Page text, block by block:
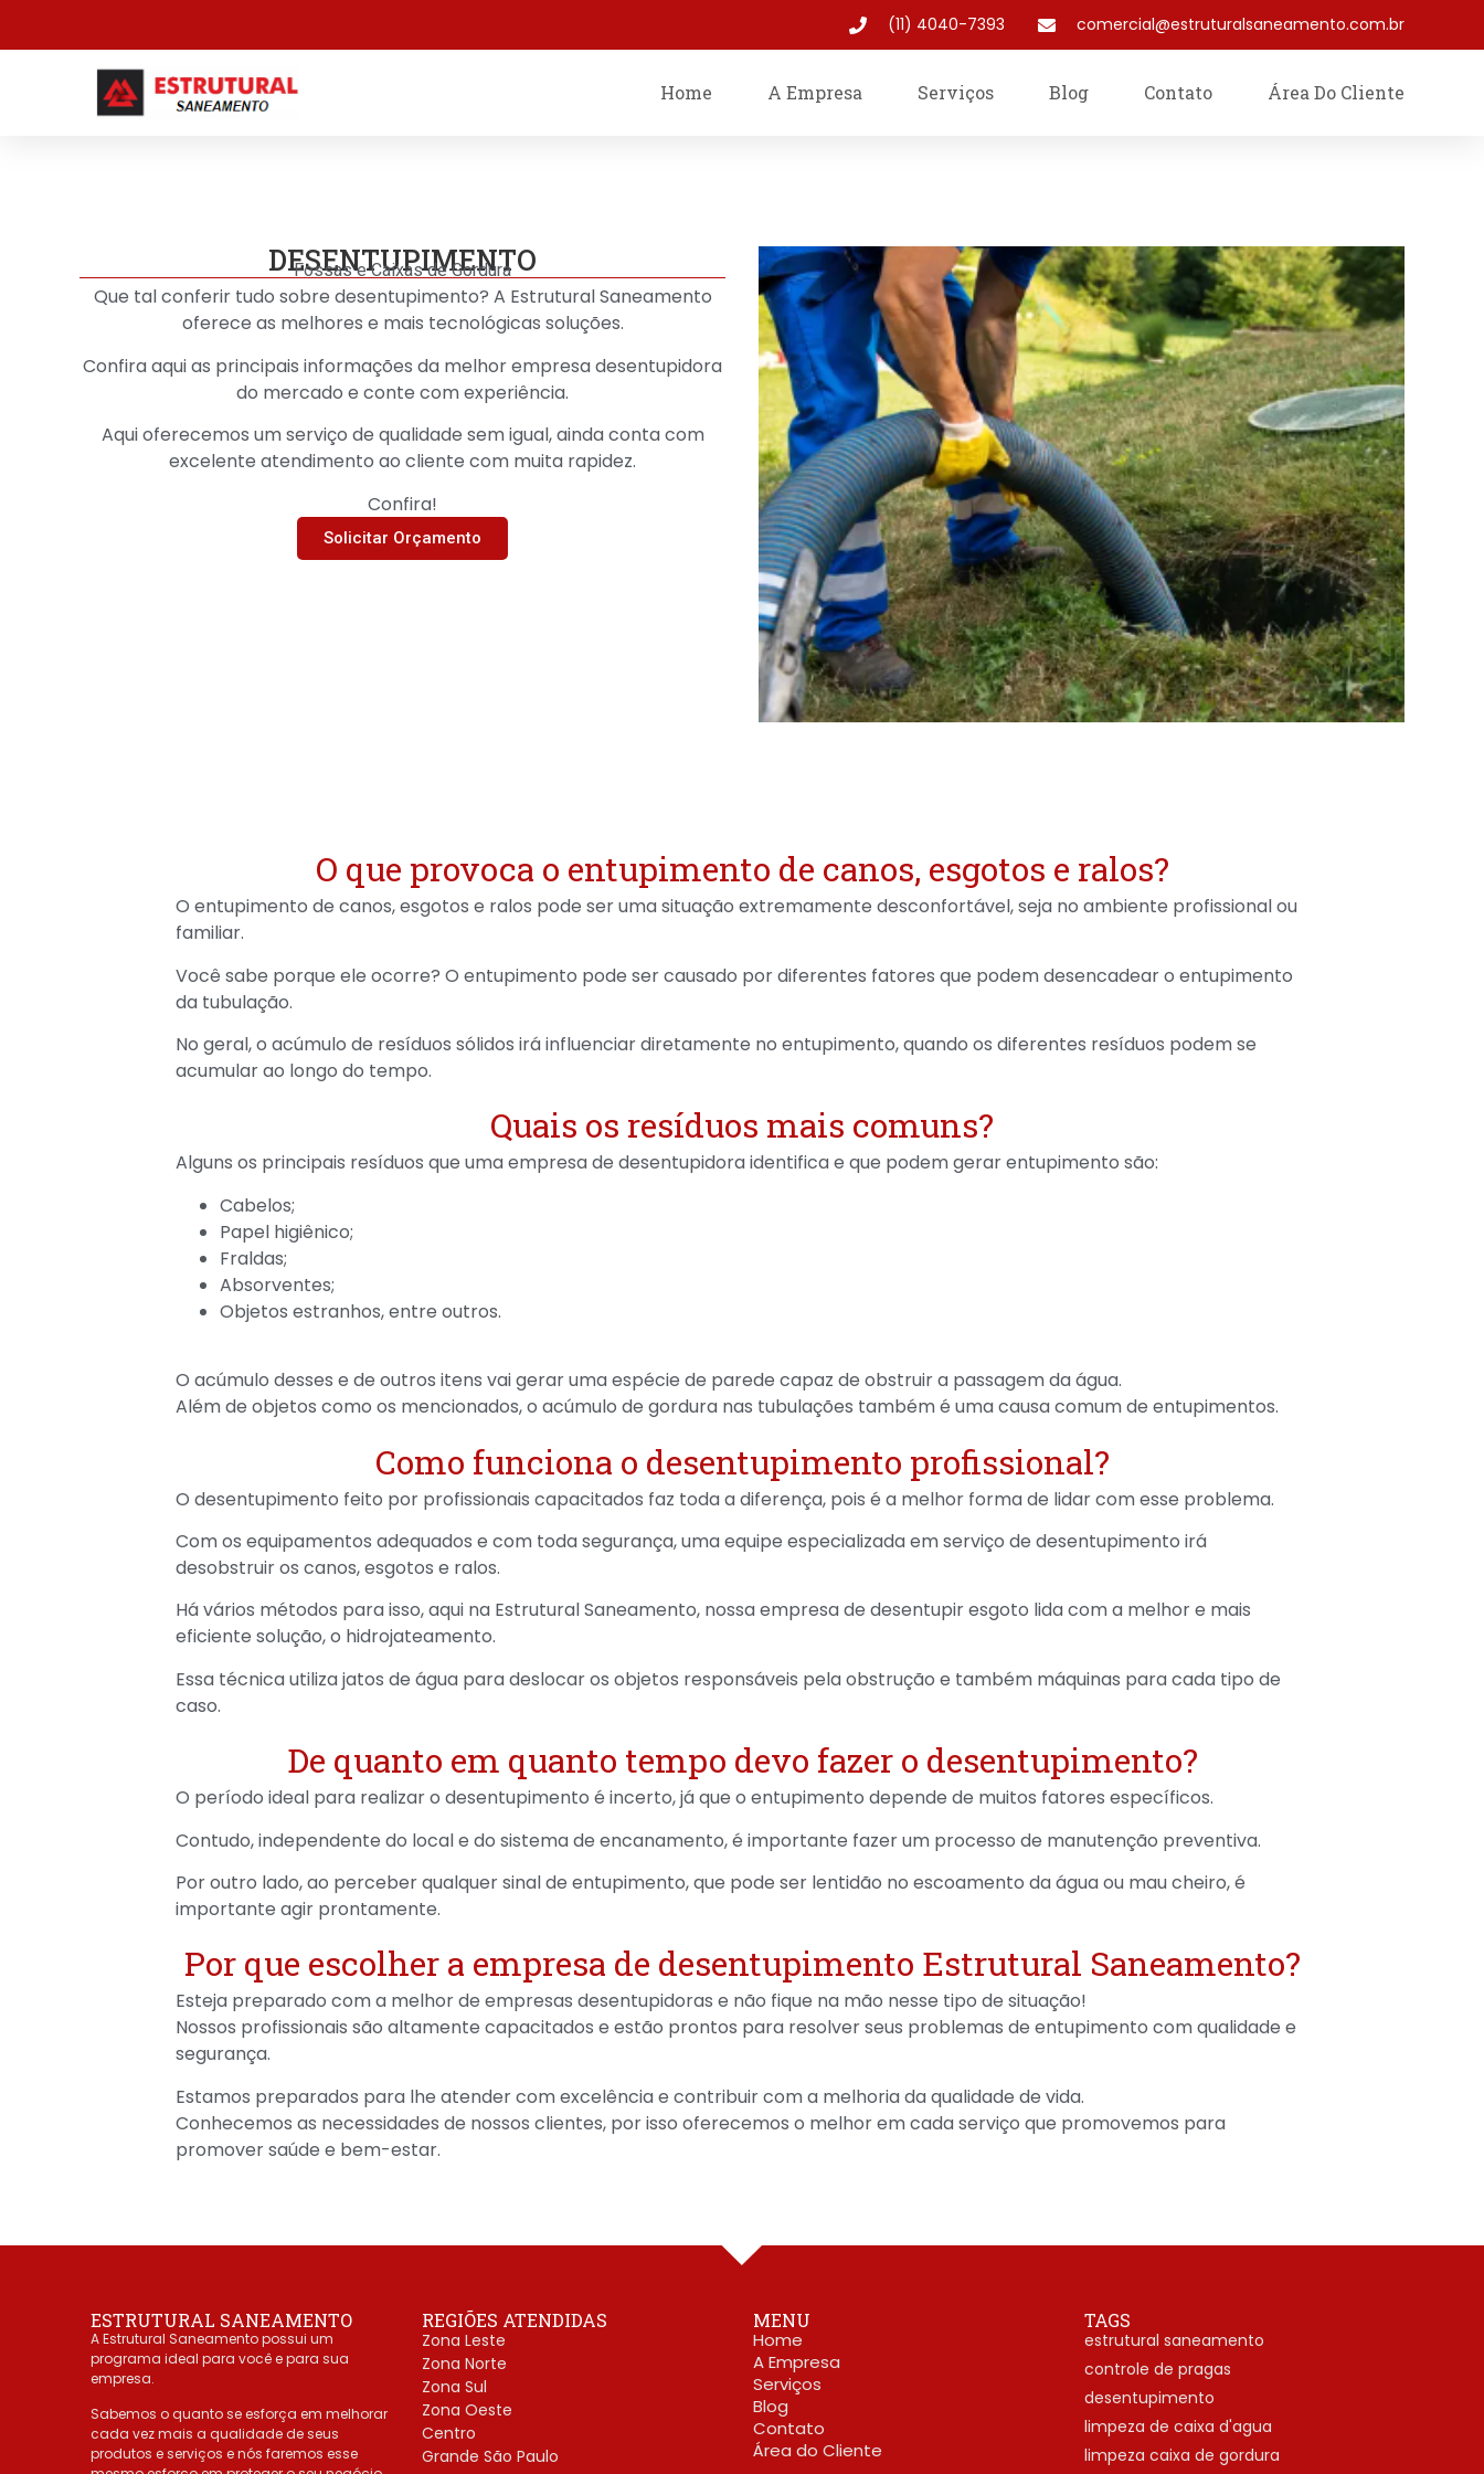
(11) 4040-7393 comercial@estruturalsaneamento.com.br
Home A Empresa Serviços Blog Contato Área Do Cliente
DESENTUPIMENTO
Fossas e Caixas de Gordura
Que tal conferir tudo sobre desentupimento? A Estrutural Saneamento
oferece as melhores e mais tecnológicas soluções.
Confira aqui as principais informações da melhor empresa desentupidora
do mercado e conte com experiência.
Aqui oferecemos um serviço de qualidade sem igual, ainda conta com
excelente atendimento ao cliente com muita rapidez.
Confira!
Solicitar Orçamento
O que provoca o entupimento de canos, esgotos e ralos?
O entupimento de canos, esgotos e ralos pode ser uma situação extremamente desconfortável, seja no ambiente profissional ou
familiar.
Você sabe porque ele ocorre? O entupimento pode ser causado por diferentes fatores que podem desencadear o entupimento
da tubulação.
No geral, o acúmulo de resíduos sólidos irá influenciar diretamente no entupimento, quando os diferentes resíduos podem se
acumular ao longo do tempo.
Quais os resíduos mais comuns?
Alguns os principais resíduos que uma empresa de desentupidora identifica e que podem gerar entupimento são:
Cabelos;
Papel higiênico;
Fraldas;
Absorventes;
Objetos estranhos, entre outros.
O acúmulo desses e de outros itens vai gerar uma espécie de parede capaz de obstruir a passagem da água.
Além de objetos como os mencionados, o acúmulo de gordura nas tubulações também é uma causa comum de entupimentos.
Como funciona o desentupimento profissional?
O desentupimento feito por profissionais capacitados faz toda a diferença, pois é a melhor forma de lidar com esse problema.
Com os equipamentos adequados e com toda segurança, uma equipe especializada em serviço de desentupimento irá
desobstruir os canos, esgotos e ralos.
Há vários métodos para isso, aqui na Estrutural Saneamento, nossa empresa de desentupir esgoto lida com a melhor e mais
eficiente solução, o hidrojateamento.
Essa técnica utiliza jatos de água para deslocar os objetos responsáveis pela obstrução e também máquinas para cada tipo de
caso.
De quanto em quanto tempo devo fazer o desentupimento?
O período ideal para realizar o desentupimento é incerto, já que o entupimento depende de muitos fatores específicos.
Contudo, independente do local e do sistema de encanamento, é importante fazer um processo de manutenção preventiva.
Por outro lado, ao perceber qualquer sinal de entupimento, que pode ser lentidão no escoamento da água ou mau cheiro, é
importante agir prontamente.
Por que escolher a empresa de desentupimento Estrutural Saneamento?
Esteja preparado com a melhor de empresas desentupidoras e não fique na mão nesse tipo de situação!
Nossos profissionais são altamente capacitados e estão prontos para resolver seus problemas de entupimento com qualidade e
segurança.
Estamos preparados para lhe atender com excelência e contribuir com a melhoria da qualidade de vida.
Conhecemos as necessidades de nossos clientes, por isso oferecemos o melhor em cada serviço que promovemos para
promover saúde e bem-estar.
ESTRUTURAL SANEAMENTO
A Estrutural Saneamento possui um
programa ideal para você e para sua
empresa.
Sabemos o quanto se esforça em melhorar
cada vez mais a qualidade de seus
produtos e serviços e nós faremos esse
REGIÕES ATENDIDAS
Zona Leste
Zona Norte
Zona Sul
Zona Oeste
Centro
Grande São Paulo
MENU
Home
A Empresa
Serviços
Blog
Contato
Área do Cliente
TAGS
estrutural saneamento
controle de pragas
desentupimento
limpeza de caixa d'agua
limpeza caixa de gordura